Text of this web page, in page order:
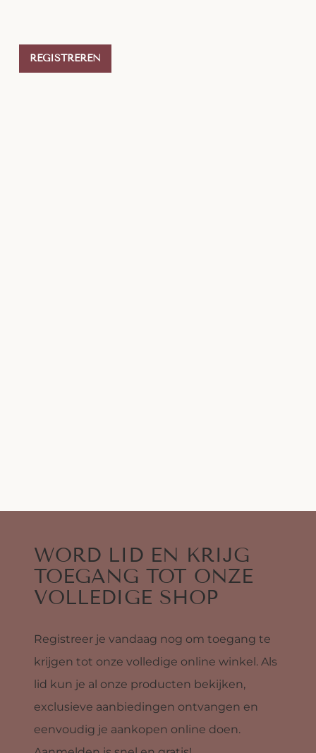
REGISTREREN
WORD LID EN KRIJG
TOEGANG TOT ONZE
VOLLEDIGE SHOP
Registreer je vandaag nog om toegang te
krijgen tot onze volledige online winkel. Als
lid kun je al onze producten bekijken,
exclusieve aanbiedingen ontvangen en
eenvoudig je aankopen online doen.